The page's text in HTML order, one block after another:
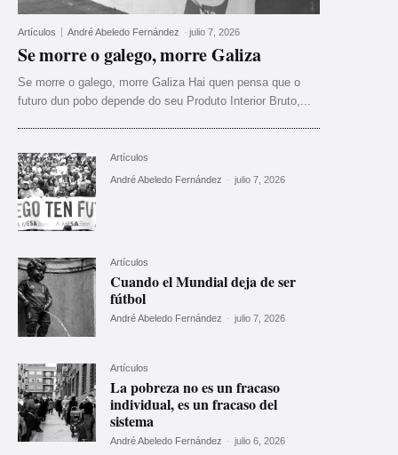
Artículos André Abeledo Fernández - julio 7, 2026
Se morre o galego, morre Galiza
Se morre o galego, morre Galiza Hai quen pensa que o
futuro dun pobo depende do seu Produto Interior Bruto,...
Artículos
André Abeledo Fernández - julio 7, 2026
Artículos
Cuando el Mundial deja de ser
fútbol
André Abeledo Fernández - julio 7, 2026
Artículos
La pobreza no es un fracaso
individual, es un fracaso del
sistema
André Abeledo Fernández - julio 6, 2026